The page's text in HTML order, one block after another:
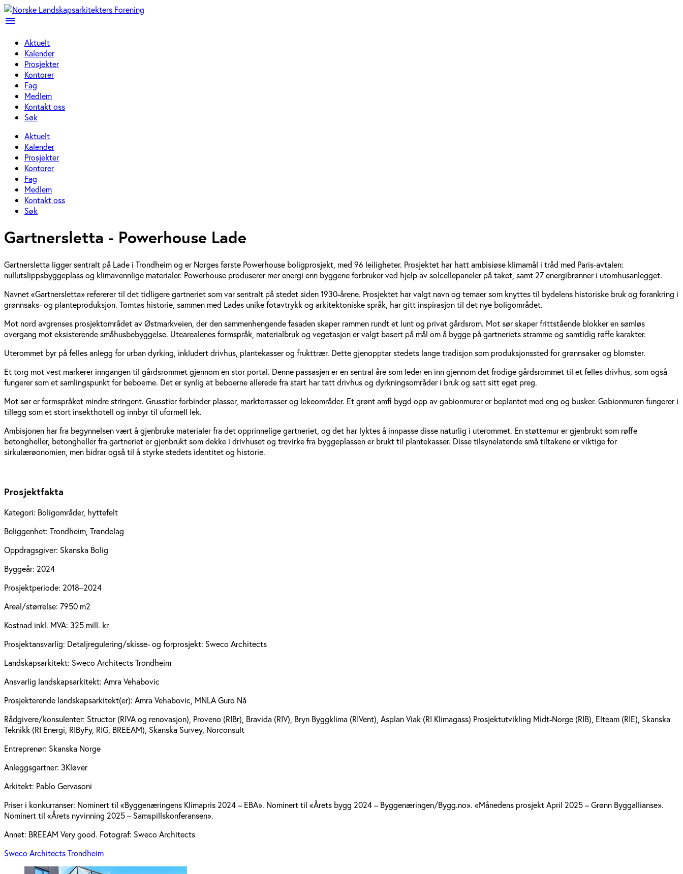
menu
Aktuelt
Kalender
Prosjekter
Kontorer
Fag
Medlem
Kontakt oss
Søk
Aktuelt
Kalender
Prosjekter
Kontorer
Fag
Medlem
Kontakt oss
Søk
Gartnersletta - Powerhouse Lade
Gartnersletta ligger sentralt på Lade i Trondheim og er Norges første Powerhouse boligprosjekt, med 96 leiligheter. Prosjektet har hatt ambisiøse klimamål i tråd med Paris-avtalen:
nullutslippsbyggeplass og klimavennlige materialer. Powerhouse produserer mer energi enn byggene forbruker ved hjelp av solcellepaneler på taket, samt 27 energibrønner i utomhusanlegget.
Navnet «Gartnersletta» refererer til det tidligere gartneriet som var sentralt på stedet siden 1930-årene. Prosjektet har valgt navn og temaer som knyttes til bydelens historiske bruk og forankring i
grønnsaks- og planteproduksjon. Tomtas historie, sammen med Lades unike fotavtrykk og arkitektoniske språk, har gitt inspirasjon til det nye boligområdet.
Mot nord avgrenses prosjektområdet av Østmarkveien, der den sammenhengende fasaden skaper rammen rundt et lunt og privat gårdsrom. Mot sør skaper frittstående blokker en sømløs
overgang mot eksisterende småhusbebyggelse. Utearealenes formspråk, materialbruk og vegetasjon er valgt basert på mål om å bygge på gartneriets stramme og samtidig røffe karakter.
Uterommet byr på felles anlegg for urban dyrking, inkludert drivhus, plantekasser og frukttrær. Dette gjenopptar stedets lange tradisjon som produksjonssted for grønnsaker og blomster.
Et torg mot vest markerer inngangen til gårdsrommet gjennom en stor portal. Denne passasjen er en sentral åre som leder en inn gjennom det frodige gårdsrommet til et felles drivhus, som også
fungerer som et samlingspunkt for beboerne. Det er synlig at beboerne allerede fra start har tatt drivhus og dyrkningsområder i bruk og satt sitt eget preg.
Mot sør er formspråket mindre stringent. Grusstier forbinder plasser, markterrasser og lekeområder. Et grønt amfi bygd opp av gabionmurer er beplantet med eng og busker. Gabionmuren fungerer i
tillegg som et stort insekthotell og innbyr til uformell lek.
Ambisjonen har fra begynnelsen vært å gjenbruke materialer fra det opprinnelige gartneriet, og det har lyktes å innpasse disse naturlig i uterommet. En støttemur er gjenbrukt som røffe
betongheller, betongheller fra gartneriet er gjenbrukt som dekke i drivhuset og trevirke fra byggeplassen er brukt til plantekasser. Disse tilsynelatende små tiltakene er viktige for
sirkulærøonomien, men bidrar også til å styrke stedets identitet og historie.
Prosjektfakta
Kategori: Boligområder, hyttefelt
Beliggenhet: Trondheim, Trøndelag
Oppdragsgiver: Skanska Bolig
Byggeår: 2024
Prosjektperiode: 2018–2024
Areal/størrelse: 7950 m2
Kostnad inkl. MVA: 325 mill. kr
Prosjektansvarlig: Detaljregulering/skisse- og forprosjekt: Sweco Architects
Landskapsarkitekt: Sweco Architects Trondheim
Ansvarlig landskapsarkitekt: Amra Vehabovic
Prosjekterende landskapsarkitekt(er): Amra Vehabovic, MNLA Guro Nå
Rådgivere/konsulenter: Structor (RIVA og renovasjon), Proveno (RIBr), Bravida (RIV), Bryn Byggklima (RIVent), Asplan Viak (RI Klimagass) Prosjektutvikling Midt-Norge (RIB), Elteam (RIE), Skanska
Teknikk (RI Energi, RIByFy, RIG, BREEAM), Skanska Survey, Norconsult
Entreprenør: Skanska Norge
Anleggsgartner: 3Kløver
Arkitekt: Pablo Gervasoni
Priser i konkurranser: Nominert til «Byggenæringens Klimapris 2024 – EBA». Nominert til «Årets bygg 2024 – Byggenæringen/Bygg.no». «Månedens prosjekt April 2025 – Grønn Byggallianse».
Nominert til «Årets nyvinning 2025 – Samspillskonferansen».
Annet: BREEAM Very good. Fotograf: Sweco Architects
Sweco Architects Trondheim